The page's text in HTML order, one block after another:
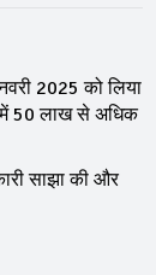
2025 को लिया
में 50 लाख से अधिक
साझा की और